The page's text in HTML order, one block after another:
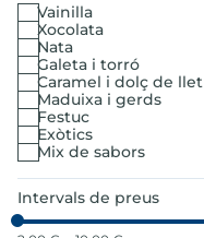
vainilla
xocolata
nata
galeta i torró
caramel i dolç de llet
maduixa i gerds
festuc
exòtics
mix de sabors
Intervals de preus